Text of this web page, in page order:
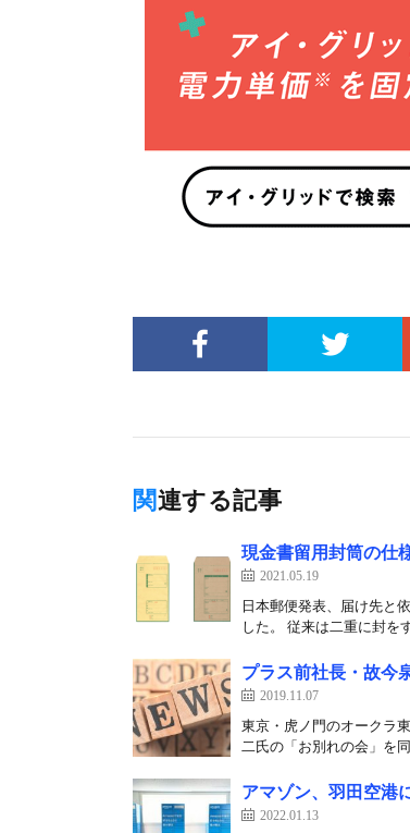
関連する記事
現金書留用封筒の仕
2021.05.19
日本郵便発表、届け先と
した。 従来は二重に封を
プラス前社長・故今
2019.11.07
東京・虎ノ門のオークラ
二氏の「お別れの会」を
アマゾン、羽田空港
2022.01.13